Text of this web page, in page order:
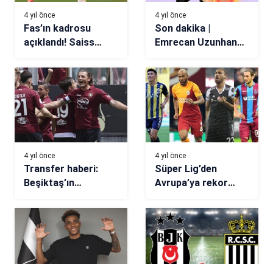
4 yıl önce
Fas’ın kadrosu
açıklandı! Saiss
4 yıl önce
Son dakika |
Emrecan Uzunhan
İşte maliyeti
4 yıl önce
Transfer haberi:
Beşiktaş’ın
Djuric, Verona
yolunda
4 yıl önce
Süper Lig’den
Avrupa’ya rekor
futbolcular